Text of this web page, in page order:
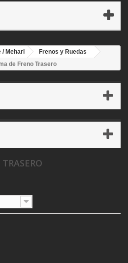
/ Mehari
Frenos y Ruedas
de Freno Trasero